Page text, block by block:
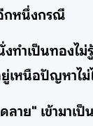
กหนึ่งกรณี
ทำเป็นทองไม่
เหนือปัญหาไม่
ลาย" เข้ามาเ